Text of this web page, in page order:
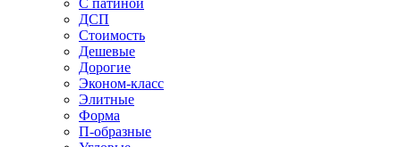
С патиной
ДСП
Стоимость
Дешевые
Дорогие
Эконом-класс
Элитные
Форма
П-образные